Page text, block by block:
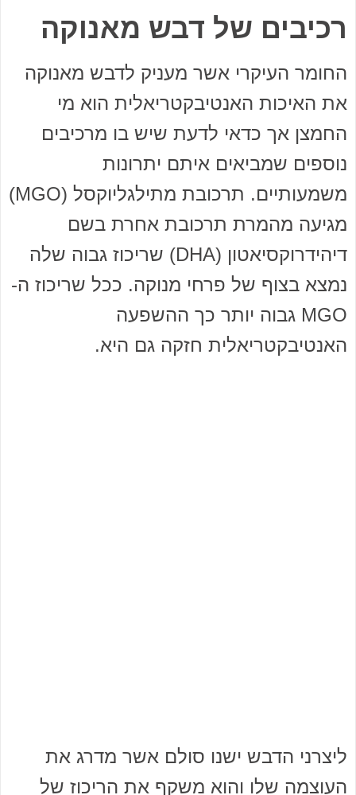
רכיבים של דבש מאנוקה
החומר העיקרי אשר מעניק לדבש מאנוקה
את האיכות האנטיבקטריאלית הוא מי
החמצן אך כדאי לדעת שיש בו מרכיבים
נוספים שמביאים איתם יתרונות
משמעותיים. תרכובת מתילגליוקסל (MGO)
מגיעה מהמרת תרכובת אחרת בשם
דיהידרוקסיאטון (DHA) שריכוז גבוה שלה
נמצא בצוף של פרחי מנוקה. ככל שריכוז ה-
MGO גבוה יותר כך ההשפעה
האנטיבקטריאלית חזקה גם היא.
ליצרני הדבש ישנו סולם אשר מדרג את
העוצמה שלו והוא משקף את הריכוז של